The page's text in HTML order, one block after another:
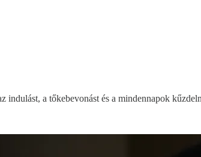
a tőkebevonást és a mindennapok